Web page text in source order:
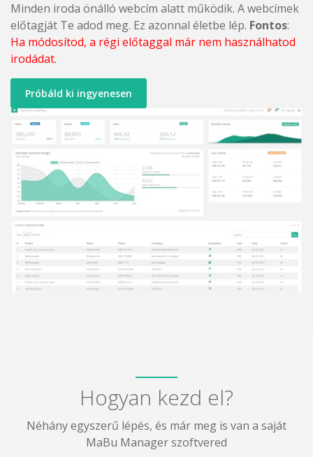
Minden iroda önálló webcím alatt működik. A webcímek
előtagját Te adod meg. Ez azonnal életbe lép. Fontos:
Ha módosítod, a régi előtaggal már nem használhatod
irodádat.
Próbáld ki ingyenesen
Hogyan kezd el?
Néhány egyszerű lépés, és már meg is van a saját
MaBu Manager szoftvered